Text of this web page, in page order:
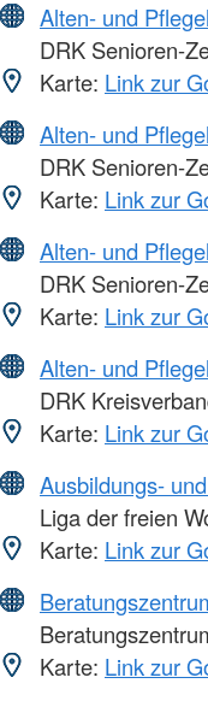
Alten- und
DRK Senioren-
Karte: Link zur
Alten- und
DRK Senioren-
Karte: Link zur
Alten- und
DRK Senioren-
Karte: Link zur
Alten- und
DRK
Karte: Link zur
Ausbildungs-
Liga der freien
Karte: Link zur
Karte: Link zur